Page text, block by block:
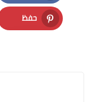
Facebook
حفظ
Pinterest